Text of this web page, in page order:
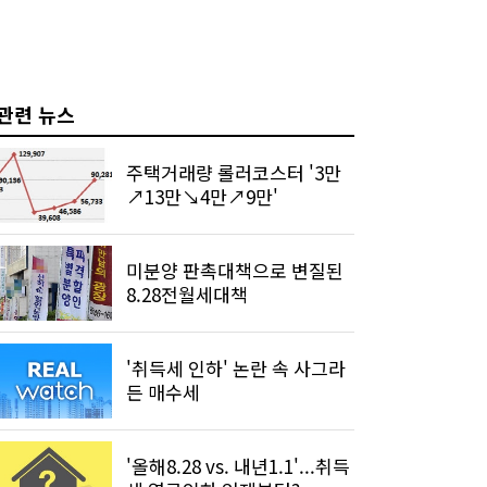
련 뉴스
주택거래량 롤러코스터 '3만
↗13만↘4만↗9만'
미분양 판촉대책으로 변질된
8.28전월세대책
'취득세 인하' 논란 속 사그라
든 매수세
'올해8.28 vs. 내년1.1'...취득